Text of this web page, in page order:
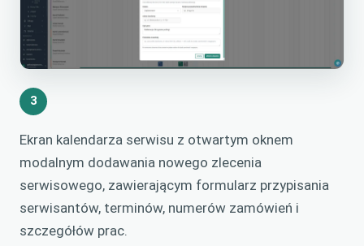
3
Ekran kalendarza serwisu z otwartym oknem
modalnym dodawania nowego zlecenia
serwisowego, zawierającym formularz przypisania
serwisantów, terminów, numerów zamówień i
szczegółów prac.